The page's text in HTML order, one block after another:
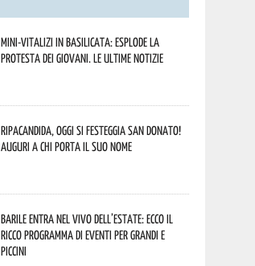
Mini-vitalizi in Basilicata: esplode la
protesta dei giovani. Le ultime notizie
Ripacandida, oggi si festeggia San Donato!
Auguri a chi porta il suo nome
Barile entra nel vivo dell’estate: ecco il
ricco programma di eventi per grandi e
piccini